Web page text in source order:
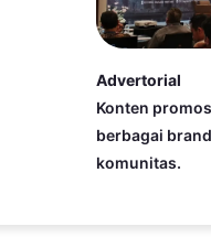
Advertorial
Konten
berbagai
komunitas.